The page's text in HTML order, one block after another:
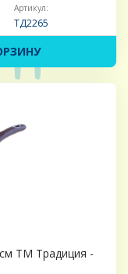
Артикул:
ТД2265
ТМ Традиция -